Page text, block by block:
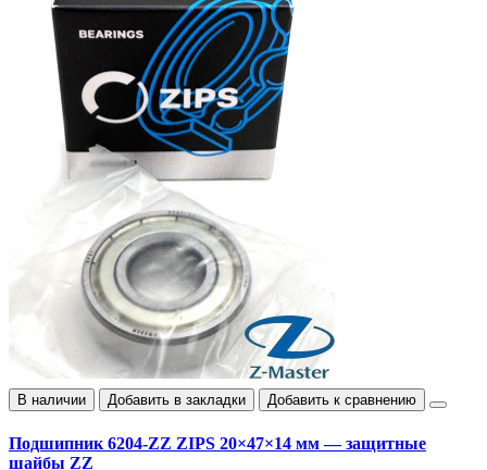
В наличии Добавить в закладки Добавить к сравнению
Подшипник 6204-ZZ ZIPS 20×47×14 мм — защитные
шайбы ZZ